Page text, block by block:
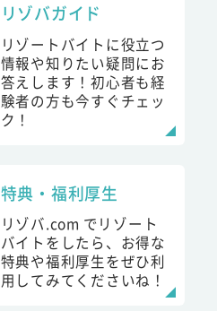
リゾバガイド
リゾートバイトに役立つ
情報や知りたい疑問にお
答えします！初心者も経
験者の方も今すぐチェッ
ク！
特典・福利厚生
リゾバ.com でリゾート
バイトをしたら、お得な
特典や福利厚生をぜひ利
用してみてくださいね！